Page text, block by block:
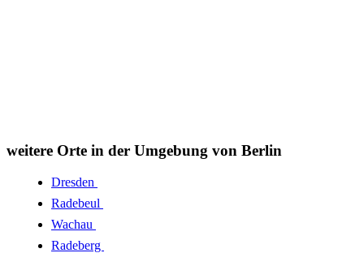
weitere Orte in der Umgebung von Berlin
Dresden
Radebeul
Wachau
Radeberg